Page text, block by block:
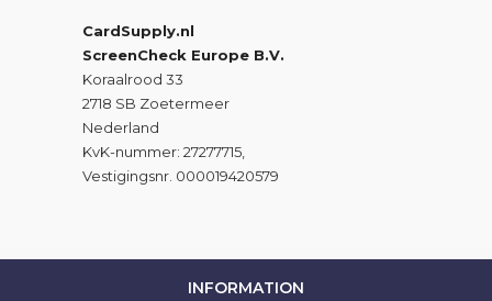
CardSupply.nl
ScreenCheck Europe B.V.
Koraalrood 33
2718 SB Zoetermeer
Nederland
KvK-nummer: 27277715,
Vestigingsnr. 000019420579
INFORMATION